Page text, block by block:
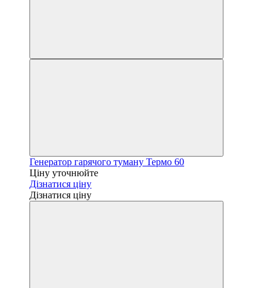
Генератор гарячого туману Термо 60
Ціну уточнюйте
Дізнатися ціну
Дізнатися ціну